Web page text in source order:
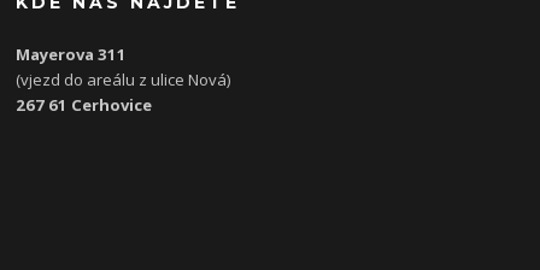
Mayerova 311
(vjezd do areálu z ulice Nová)
267 61 Cerhovice